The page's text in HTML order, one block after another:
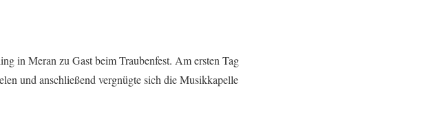
in Meran zu Gast beim Traubenfest. Am ersten Tag
und anschließend vergnügte sich die Musikkapelle